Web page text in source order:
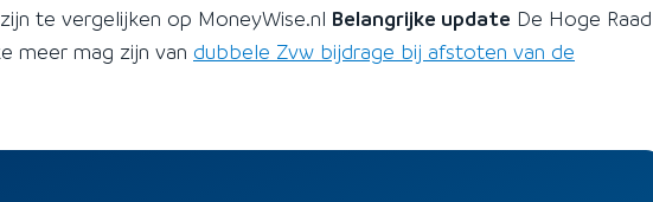
te vergelijken op MoneyWise.nl Belangrijke update De Hoge Raad
meer mag zijn van dubbele Zvw bijdrage bij afstoten van de